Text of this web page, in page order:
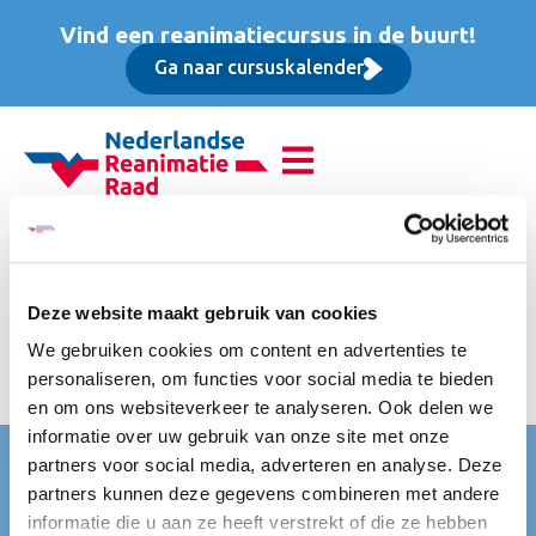
Deze website maakt gebruik van cookies
We gebruiken cookies om content en advertenties te
personaliseren, om functies voor social media te bieden
en om ons websiteverkeer te analyseren. Ook delen we
informatie over uw gebruik van onze site met onze
partners voor social media, adverteren en analyse. Deze
partners kunnen deze gegevens combineren met andere
informatie die u aan ze heeft verstrekt of die ze hebben
Vind een reanimatiecursus in de buurt!
Ga naar cursuskalender
Advanced Life Support
(ALS), Basis cursus
Prijs is inclusief Lesmateriaal, Lunch, Koffie en Thee,
tussendoortjes en eventuele Accreditatie
Nederlandse Reanimatie Raad (NRR)
Mercatorlaan 1200